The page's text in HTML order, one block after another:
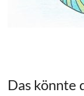
Das könnte